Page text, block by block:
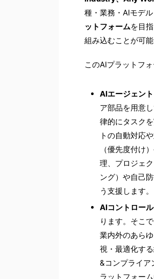
種・業務・AIモデ
ットフォームを目
組み込むことが可能
このAIプラットフ
AIエージェント
ア部品を用意
律的にタスク
トの自動対応
（優先度付け
理、プロジェ
ング）や自己
う支援します。
AIコントロー
ります。そこ
業内外のあら
視・最適化する
&コンプライ
ラットフォー